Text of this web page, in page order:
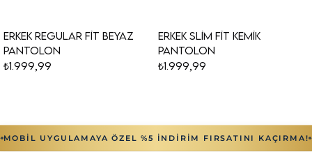
Erkek Regular Fit Beyaz
Pantolon
₺1.999,99
Erkek Slim Fit Kemik
Pantolon
₺1.999,99
YENI
ÜRÜN
YENI
ÜRÜN
MOBİL UYGULAMAYA ÖZEL %5 İNDİRİM FIRSATINI KAÇIRMA!